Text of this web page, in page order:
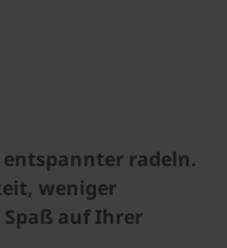
radeln.
weniger
auf Ihrer